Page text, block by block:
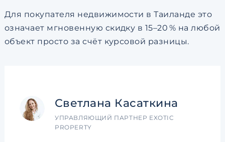
Для покупателя недвижимости в Таиланде это
означает мгновенную скидку в 15–20 % на любой
объект просто за счёт курсовой разницы.
Светлана Касаткина
УПРАВЛЯЮЩИЙ ПАРТНЕР EXOTIC
PROPERTY